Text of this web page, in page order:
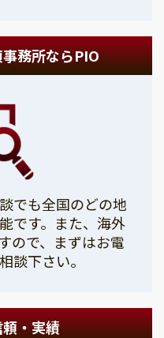
務所ならPIO
でも全国のどの地
です。また、海外
ので、まずはお電
談下さい。
・実績